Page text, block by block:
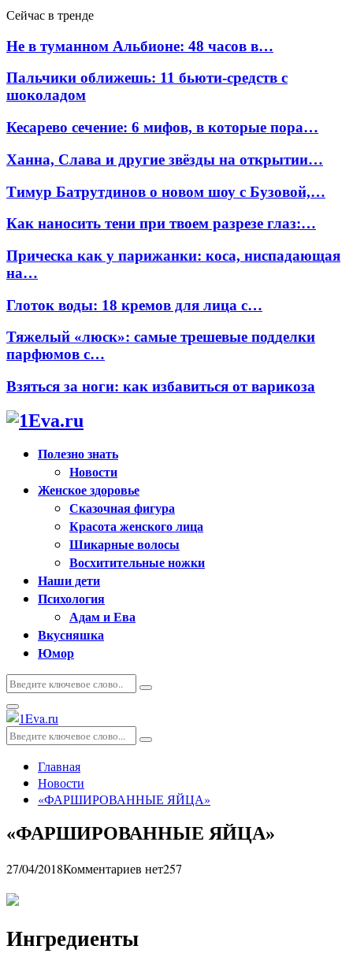
Сейчас в тренде
Не в туманном Альбионе: 48 часов в…
Пальчики оближешь: 11 бьюти-средств с
шоколадом
Кесарево сечение: 6 мифов, в которые пора…
Ханна, Слава и другие звёзды на открытии…
Тимур Батрутдинов о новом шоу с Бузовой,…
Как наносить тени при твоем разрезе глаз:…
Прическа как у парижанки: коса, ниспадающая
на…
Глоток воды: 18 кремов для лица с…
Тяжелый «люск»: самые трешевые подделки
парфюмов с…
Взяться за ноги: как избавиться от варикоза
Полезно знать
Новости
Женское здоровье
Сказочная фигура
Красота женского лица
Шикарные волосы
Восхитительные ножки
Наши дети
Психология
Адам и Ева
Вкусняшка
Юмор
Искать:
Поиск
Основное
меню
Искать:
Поиск
Главная
Новости
«ФАРШИРОВАННЫЕ ЯЙЦА»
«ФАРШИРОВАННЫЕ ЯЙЦА»
27/04/2018Комментариев нет257
Ингредиенты